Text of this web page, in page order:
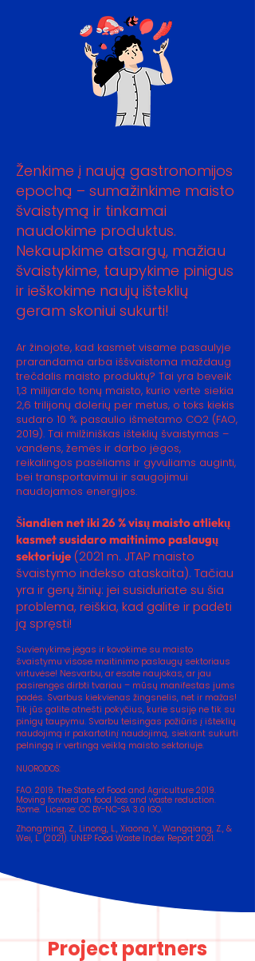
Ženkime į naują gastronomijos
epochą – sumažinkime maisto
švaistymą ir tinkamai
naudokime produktus.
Nekaupkime atsargų, mažiau
švaistykime, taupykime pinigus
ir ieškokime naujų išteklių
geram skoniui sukurti!
Ar žinojote, kad kasmet visame pasaulyje
prarandama arba iššvaistoma maždaug
trečdalis maisto produktų? Tai yra beveik
1,3 milijardo tonų maisto, kurio vertė siekia
2,6 trilijonų dolerių per metus, o toks kiekis
sudaro 10 % pasaulio išmetamo CO2 (FAO,
2019). Tai milžiniškas išteklių švaistymas –
vandens, žemės ir darbo jėgos,
reikalingos pasėliams ir gyvuliams auginti,
bei transportavimui ir saugojimui
naudojamos energijos.
Šiandien net iki 26 % visųmaisto atliekų
kasmet susidaro maitinimo paslaugų
sektoriuje (2021 m. JTAP maisto
švaistymo indekso ataskaita). Tačiau
yra ir gerų žinių: jei susiduriate su šia
problema, reiškia, kad galite ir padėti
ją spręsti!
Suvienykime jėgas ir kovokime su maisto
švaistymu visose maitinimo paslaugų sektoriaus
virtuvėse! Nesvarbu, ar esate naujokas, ar jau
pasirengęs dirbti tvariau – mūsų manifestas jums
padės. Svarbus kiekvienas žingsnelis, net ir mažas!
Tik jūs galite atnešti pokyčius, kurie susiję ne tik su
pinigų taupymu. Svarbu teisingas požiūris į išteklių
naudojimą ir pakartotinį naudojimą, siekiant sukurti
pelningą ir vertingą veiklą maisto sektoriuje.
NUORODOS:
FAO. 2019. The State of Food and Agriculture 2019.
Moving forward on food loss and waste reduction.
Rome. License: CC BY-NC-SA 3.0 IGO.
Zhongming, Z., Linong, L., Xiaona, Y., Wangqiang, Z., &
Wei, L. (2021). UNEP Food Waste Index Report 2021.
Project partners